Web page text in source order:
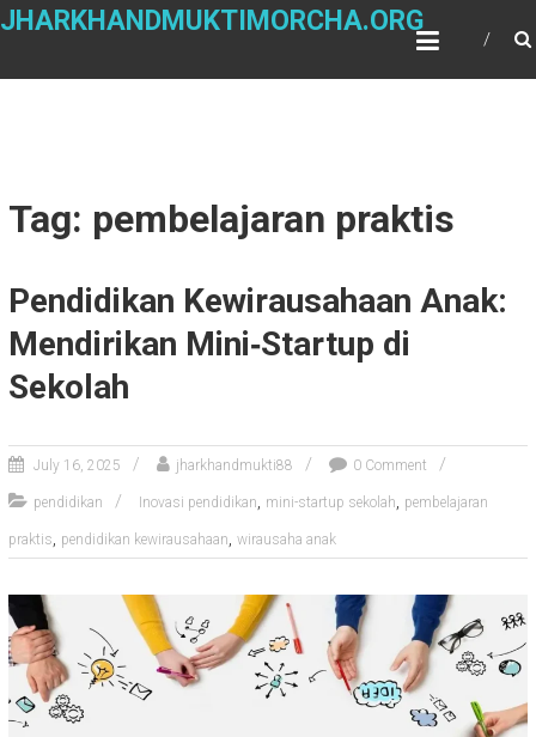
Skip
JHARKHANDMUKTIMORCHA.ORG
Tag: pembelajaran praktis
Pendidikan Kewirausahaan Anak:
Mendirikan Mini‑Startup di
Sekolah
July 16, 2025 jharkhandmukti88 0 Comment
pendidikan Inovasi pendidikan, mini-startup sekolah, pembelajaran
praktis, pendidikan kewirausahaan, wirausaha anak